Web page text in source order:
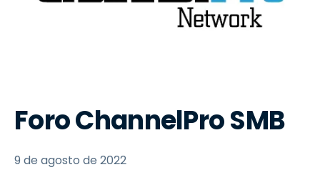
Foro ChannelPro SMB
9 de agosto de 2022